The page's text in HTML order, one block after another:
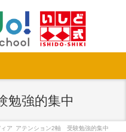
強的集中
ィア アテンション2軸 受験勉強的集中